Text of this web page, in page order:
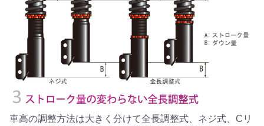
車高の調整方法は大きく分けて全長調整式、ネジ式、Cリ